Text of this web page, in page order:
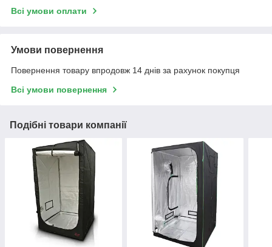
Всі умови оплати
Умови повернення
Повернення товару впродовж 14 днів за рахунок покупця
Всі умови повернення
Подібні товари компанії